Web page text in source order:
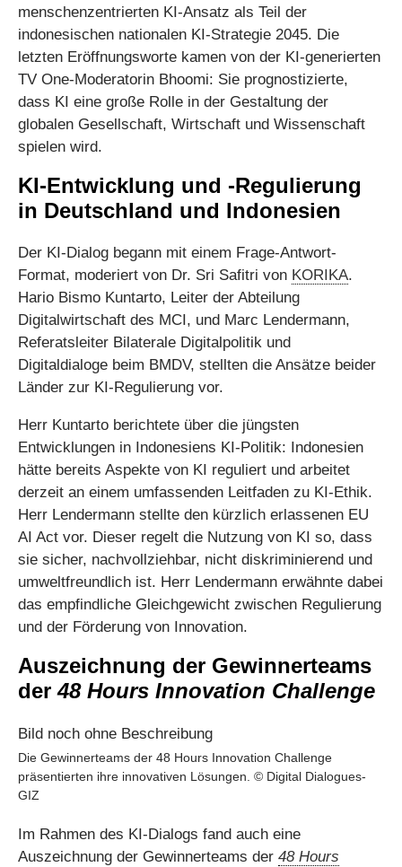
menschenzentrierten KI-Ansatz als Teil der
indonesischen nationalen KI-Strategie 2045. Die
letzten Eröffnungsworte kamen von der KI-generierten
TV One-Moderatorin Bhoomi: Sie prognostizierte,
dass KI eine große Rolle in der Gestaltung der
globalen Gesellschaft, Wirtschaft und Wissenschaft
spielen wird.
KI-Entwicklung und -Regulierung
in Deutschland und Indonesien
Der KI-Dialog begann mit einem Frage-Antwort-
Format, moderiert von Dr. Sri Safitri von KORIKA.
Hario Bismo Kuntarto, Leiter der Abteilung
Digitalwirtschaft des MCI, und Marc Lendermann,
Referatsleiter Bilaterale Digitalpolitik und
Digitaldialoge beim BMDV, stellten die Ansätze beider
Länder zur KI-Regulierung vor.
Herr Kuntarto berichtete über die jüngsten
Entwicklungen in Indonesiens KI-Politik: Indonesien
hätte bereits Aspekte von KI reguliert und arbeitet
derzeit an einem umfassenden Leitfaden zu KI-Ethik.
Herr Lendermann stellte den kürzlich erlassenen EU
AI Act vor. Dieser regelt die Nutzung von KI so, dass
sie sicher, nachvollziehbar, nicht diskriminierend und
umweltfreundlich ist. Herr Lendermann erwähnte dabei
das empfindliche Gleichgewicht zwischen Regulierung
und der Förderung von Innovation.
Auszeichnung der Gewinnerteams
der48 Hours Innovation Challenge
Die Gewinnerteams der 48 Hours Innovation Challenge
präsentierten ihre innovativen Lösungen. © Digital Dialogues-
GIZ
Im Rahmen des KI-Dialogs fand auch eine
Auszeichnung der Gewinnerteams der 48 Hours